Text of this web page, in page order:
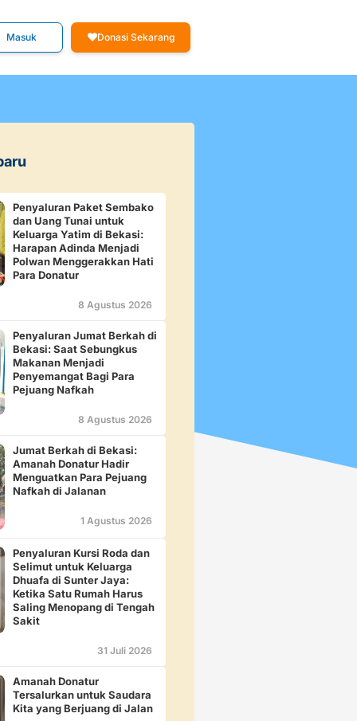
Masuk Donasi Sekarang
Penyaluran Paket Sembako
dan Uang Tunai untuk
Keluarga Yatim di Bekasi:
Harapan Adinda Menjadi
Polwan Menggerakkan Hati
Para Donatur
8 Agustus 2026
Penyaluran Jumat Berkah di
Bekasi: Saat Sebungkus
Makanan Menjadi
Penyemangat Bagi Para
Pejuang Nafkah
8 Agustus 2026
Jumat Berkah di Bekasi:
Amanah Donatur Hadir
Menguatkan Para Pejuang
Nafkah di Jalanan
1 Agustus 2026
Penyaluran Kursi Roda dan
Selimut untuk Keluarga
Dhuafa di Sunter Jaya:
Ketika Satu Rumah Harus
Saling Menopang di Tengah
Sakit
31 Juli 2026
Amanah Donatur
Tersalurkan untuk Saudara
Kita yang Berjuang di Jalan